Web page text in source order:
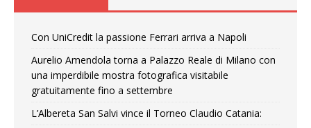
Con UniCredit la passione Ferrari arriva a Napoli
Aurelio Amendola torna a Palazzo Reale di Milano con
una imperdibile mostra fotografica visitabile
gratuitamente fino a settembre
L’Albereta San Salvi vince il Torneo Claudio Catania: